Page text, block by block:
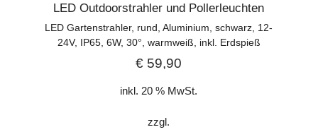
LED Outdoorstrahler und Pollerleuchten
LED Gartenstrahler, rund, Aluminium, schwarz, 12-
24V, IP65, 6W, 30°, warmweiß, inkl. Erdspieß
€ 59,90
inkl. 20 % MwSt.
zzgl.